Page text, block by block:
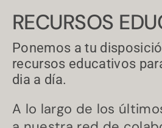
RECURSOS
Ponemos a tu
recursos educativos
dia a día.
A lo largo de los